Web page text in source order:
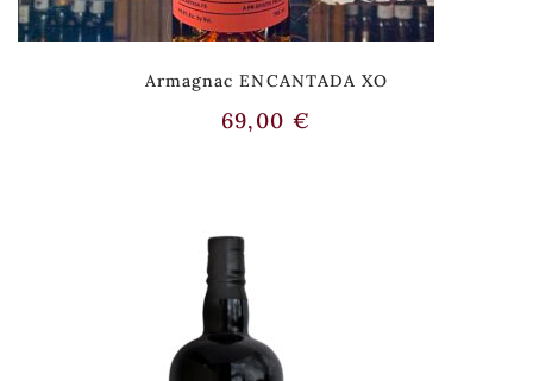
Armagnac ENCANTADA XO
69,00 €